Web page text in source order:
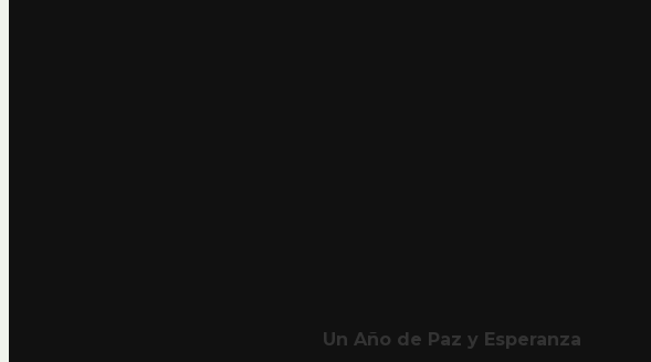
Un Año de Paz y Esperanza